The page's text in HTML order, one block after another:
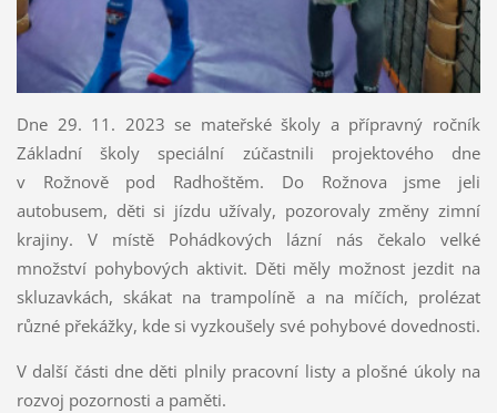
Dne 29. 11. 2023 se mateřské školy a přípravný ročník
Základní školy speciální zúčastnili projektového dne
v Rožnově pod Radhoštěm. Do Rožnova jsme jeli
autobusem, děti si jízdu užívaly, pozorovaly změny zimní
krajiny. V místě Pohádkových lázní nás čekalo velké
množství pohybových aktivit. Děti měly možnost jezdit na
skluzavkách, skákat na trampolíně a na míčích, prolézat
různé překážky, kde si vyzkoušely své pohybové dovednosti.
V další části dne děti plnily pracovní listy a plošné úkoly na
rozvoj pozornosti a paměti.